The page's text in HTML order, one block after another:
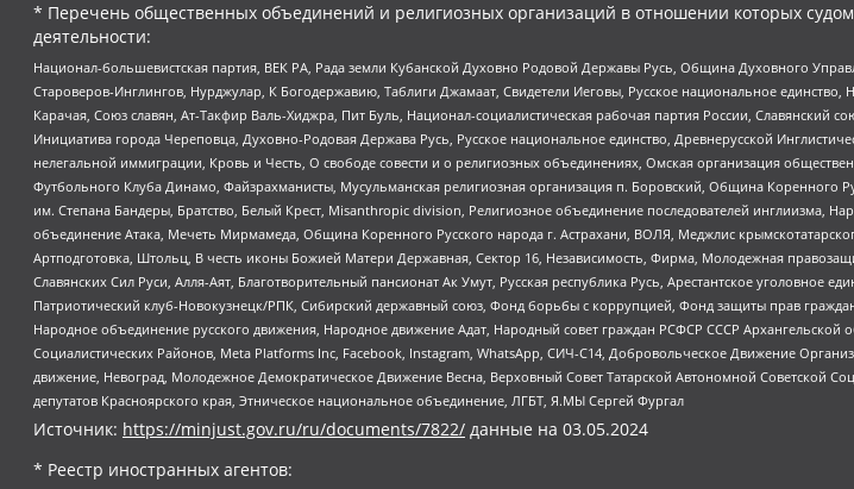
* Перечень общественных объединений и религиозных организаций в отношении которых
деятельности:
Национал-большевистская партия, ВЕК РА, Рада земли Кубанской Духовно Родовой Державы Русь, Община Духовного
Староверов-Инглингов, Нурджулар, К Богодержавию, Таблиги Джамаат, Свидетели Иеговы, Русское национальное
Карачая, Союз славян, Ат-Такфир Валь-Хиджра, Пит Буль, Национал-социалистическая рабочая партия России,
Инициатива города Череповца, Духовно-Родовая Держава Русь, Русское национальное единство, Древнерусской
нелегальной иммиграции, Кровь и Честь, О свободе совести и о религиозных объединениях, Омская организация
Футбольного Клуба Динамо, Файзрахманисты, Мусульманская религиозная организация п. Боровский, Община Коренного
им. Степана Бандеры, Братство, Белый Крест, Misanthropic division, Религиозное объединение последователей инглиизма,
объединение Атака, Мечеть Мирмамеда, Община Коренного Русского народа г. Астрахани, ВОЛЯ, Меджлис
Артподготовка, Штольц, В честь иконы Божией Матери Державная, Сектор 16, Независимость, Фирма, Молодежная
Славянских Сил Руси, Алля-Аят, Благотворительный пансионат Ак Умут, Русская республика Русь, Арестантское
Патриотический клуб-Новокузнецк/РПК, Сибирский державный союз, Фонд борьбы с коррупцией, Фонд защиты прав
Народное объединение русского движения, Народное движение Адат, Народный совет граждан РСФСР СССР
Социалистических Районов, Meta Platforms Inc, Facebook, Instagram, WhatsApp, СИЧ-С14, Добровольческое Движение
движение, Невоград, Молодежное Демократическое Движение Весна, Верховный Совет Татарской Автономной Советской
депутатов Красноярского края, Этническое национальное объединение, ЛГБТ, Я.МЫ Сергей Фургал
Источник: https://minjust.gov.ru/ru/documents/7822/ данные на 03.05.2024
* Реестр иностранных агентов: